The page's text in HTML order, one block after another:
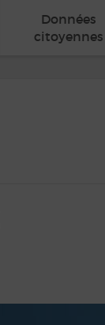
Données
citoyennes